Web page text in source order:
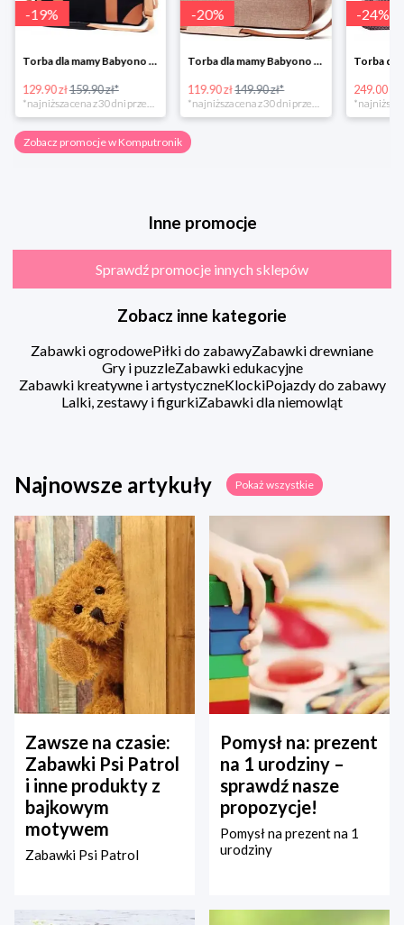
-19%
Torba dla mamy Babyono 1505/01 Comfort Icoinic 5/5
129.90 zł159.90 zł*
*najniższa cena z 30 dni przed obniżką
-20%
Torba dla mamy Babyono 1507/01 Comfort Chic w super cenie
119.90 zł149.90 zł*
-24%
249.00 zł
Zobacz promocje w Komputronik
Inne promocje
Sprawdź promocje innych sklepów
Zobacz inne kategorie
Zabawki ogrodowePiłki do zabawyZabawki drewniane
Gry i puzzleZabawki edukacyjne
Zabawki kreatywne i artystyczneKlockiPojazdy do zabawy
Lalki, zestawy i figurkiZabawki dla niemowląt
Najnowsze artykuły Pokaż wszystkie
Zawsze na czasie:
Zabawki Psi Patrol
i inne produkty z
bajkowym
motywem
Zabawki Psi Patrol
Pomysł na: prezent
na 1 urodziny –
sprawdź nasze
propozycje!
Pomysł na prezent na 1
urodziny